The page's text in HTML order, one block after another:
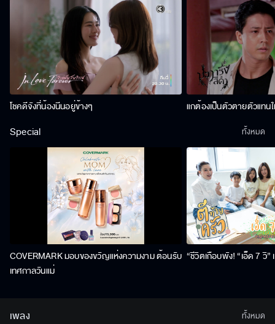
โชคดีจังที่น้องนีนอยู่ข้างๆ แกต้องเป็นตัวตายตัวแทน
Special
COVERMARK มอบของขวัญแห่งความงาม ต้อนรับ
เทศกาลวันแม่
“ชีวิตเกือบพัง! “เอ็ด 7 วิ
ทั้งหมด
เพลง ทั้งหมด